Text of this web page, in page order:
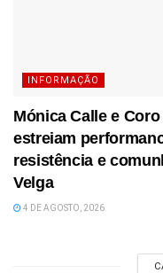
INFORMAÇÃO
Mónica Calle e
estreiam
resistência e
Velga
4 DE AGOSTO, 2026